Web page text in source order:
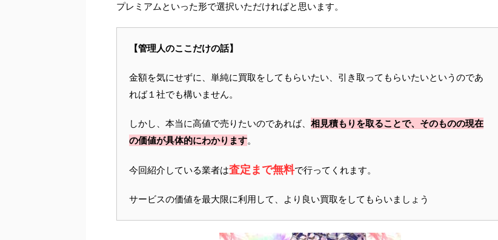
プレミアムといった形で選択いただければと思います。
【管理人のここだけの話】
金額を気にせずに、単純に買取をしてもらいたい、引き取ってもらいたいというのであ
れば１社でも構いません。
しかし、本当に高値で売りたいのであれば、 相見積もりを取ることで、そのものの現在
の価値が具体的にわかります。
今回紹介している業者は査定まで無料で行ってくれます。
サービスの価値を最大限に利用して、より良い買取をしてもらいましょう